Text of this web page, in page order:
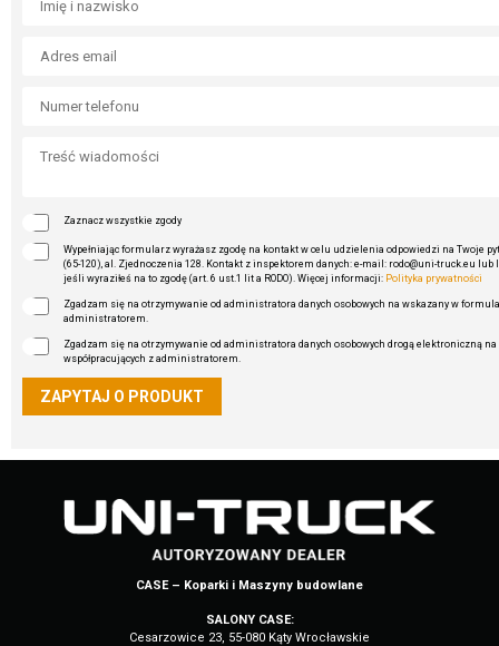
Zaznacz wszystkie zgody
Wypełniając formularz wyrażasz zgodę na kontakt w celu udzielenia odpowiedzi na Twoje
(65-120), al. Zjednoczenia 128. Kontakt z inspektorem danych: e-mail: rodo@uni-truck.eu
jeśli wyraziłeś na to zgodę (art. 6 ust.1 lit a RODO). Więcej informacji: Polityka prywatności
Zgadzam się na otrzymywanie od administratora danych osobowych na wskazany w
administratorem.
Zgadzam się na otrzymywanie od administratora danych osobowych drogą elektroniczną
współpracujących z administratorem.
ZAPYTAJ O PRODUKT
CASE – Koparki i Maszyny budowlane
SALONY CASE:
Cesarzowice 23, 55-080 Kąty Wrocławskie